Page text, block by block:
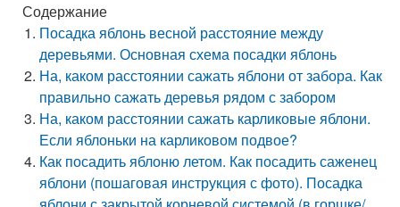
Содержание
Посадка яблонь весной расстояние между
деревьями. Основная схема посадки яблонь
На, каком расстоянии сажать яблони от забора. Как
правильно сажать деревья рядом с забором
На, каком расстоянии сажать карликовые яблони.
Если яблоньки на карликовом подвое?
Как посадить яблоню летом. Как посадить саженец
яблони (пошаговая инструкция с фото). Посадка